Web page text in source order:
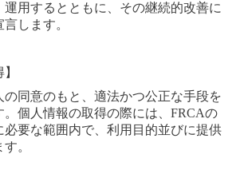
運用するとともに、その継続的改善に
します。
の同意のもと、適法かつ公正な手段を
個人情報の取得の際には、 FRCAの
必要な範囲内で、利用目的並びに提供
。